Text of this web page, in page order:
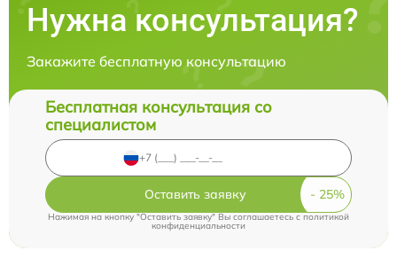
Нужна консультация?
Закажите бесплатную консультацию
Бесплатная консультация со
специалистом
Оставить заявку
Нажимая на кнопку "Оставить заявку" Вы соглашаетесь cполитикой
конфиденциальности